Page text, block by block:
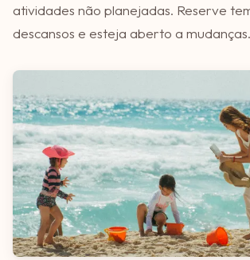
atividades não planejadas. Reserve
descansos e esteja aberto a mudanças.